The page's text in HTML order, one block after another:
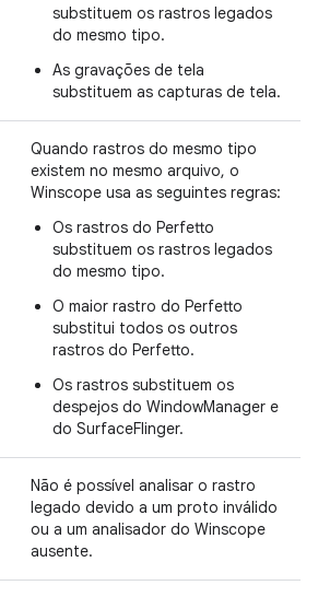
substituem os rastros legados
do mesmo tipo.
As gravações de tela
substituem as capturas de tela.
Quando rastros do mesmo tipo
existem no mesmo arquivo, o
Winscope usa as seguintes regras:
Os rastros do Perfetto
substituem os rastros legados
do mesmo tipo.
O maior rastro do Perfetto
substitui todos os outros
rastros do Perfetto.
Os rastros substituem os
despejos do WindowManager e
do SurfaceFlinger.
Não é possível analisar o rastro
legado devido a um proto inválido
ou a um analisador do Winscope
ausente.